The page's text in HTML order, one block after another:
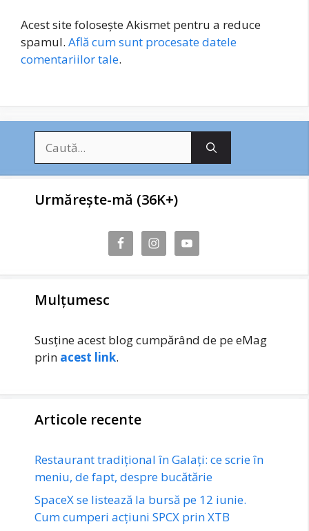
Acest site folosește Akismet pentru a reduce
spamul. Află cum sunt procesate datele
comentariilor tale.
după:
Urmărește-mă (36K+)
Mulțumesc
Susține acest blog cumpărând de pe eMag
prin acest link.
Articole recente
Restaurant tradițional în Galați: ce scrie în
meniu, de fapt, despre bucătărie
SpaceX se listează la bursă pe 12 iunie.
Cum cumperi acțiuni SPCX prin XTB